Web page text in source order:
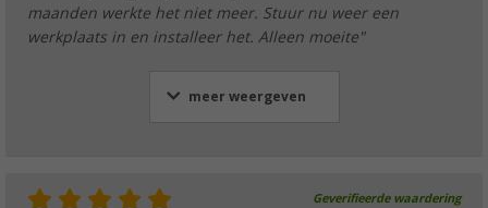
maanden werkte het niet meer. Stuur nu weer een
werkplaats in en installeer het. Alleen moeite"
meer weergeven
Geverifieerde waardering